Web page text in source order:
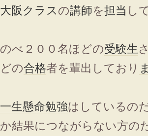
大阪クラスの講師を担当 し
のべ２００名ほどの受験生
どの合格者を輩出しており
一生懸命勉強はしているの
か結果につながらない方の